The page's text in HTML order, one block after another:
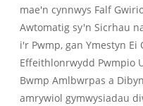
mae'n cynnwys Falf
Awtomatig sy'n Sicrhau
i'r Pwmp, gan Ymestyn Ei
Effeithlonrwydd Pwmpio
Bwmp Amlbwrpas a
amrywiol gymwysiadau